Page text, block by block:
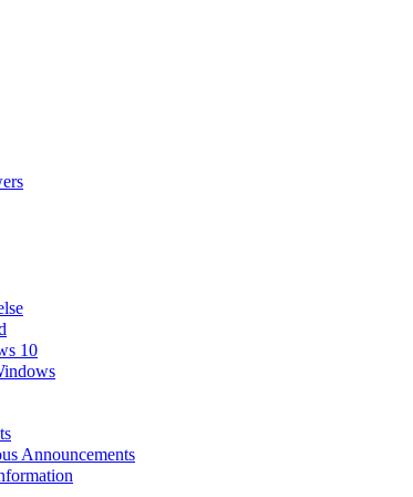
10
Announcements